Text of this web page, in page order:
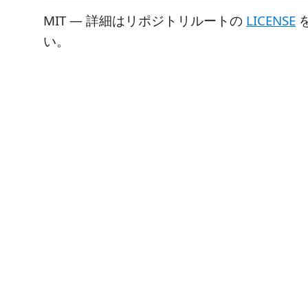
MIT — 詳細はリポジトリルートの LICENSE
い。